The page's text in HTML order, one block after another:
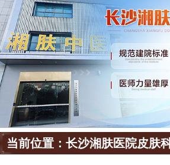
当前位置：长沙湘肤医院皮肤